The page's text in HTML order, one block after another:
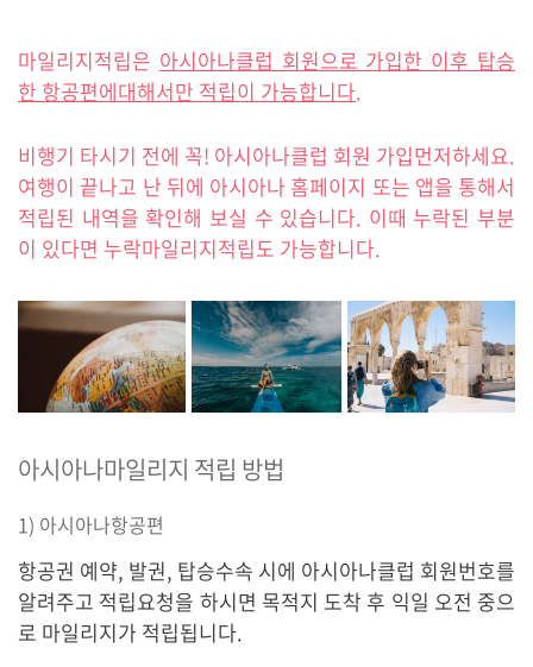
마일리지적립은 아시아나클럽 회원으로 가입한 이후 탑승
한 항공편에대해서만 적립이 가능합니다.
비행기 타시기 전에 꼭! 아시아나클럽 회원 가입먼저하세요.
여행이 끝나고 난 뒤에 아시아나 홈페이지 또는 앱을 통해서
적립된 내역을 확인해 보실 수 있습니다. 이때 누락된 부분
이 있다면 누락마일리지적립도 가능합니다.
아시아나마일리지 적립 방법
1) 아시아나항공편
항공권 예약, 발권, 탑승수속 시에 아시아나클럽 회원번호를
알려주고 적립요청을 하시면 목적지 도착 후 익일 오전 중으
로 마일리지가 적립됩니다.